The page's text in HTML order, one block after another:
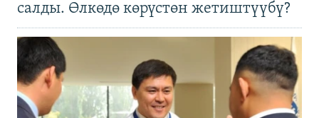
салды. Өлкөдө көрүстөн жетиштүүбү?